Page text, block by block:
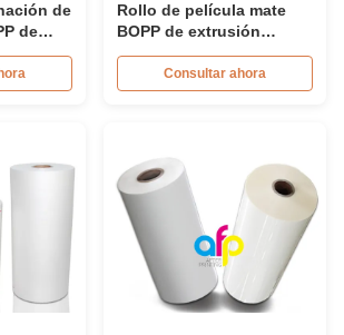
de
de
Rollo de película mate
BOPP de extrusión
múltiple 381 mm*2000 m
445 mm*3000 m
Consultar ahora